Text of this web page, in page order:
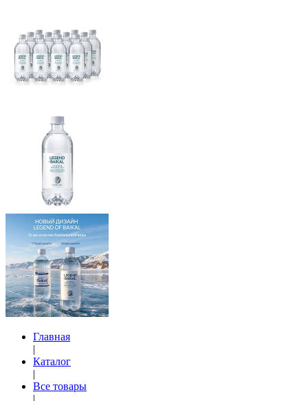
Главная
|
Каталог
|
Все товары
|